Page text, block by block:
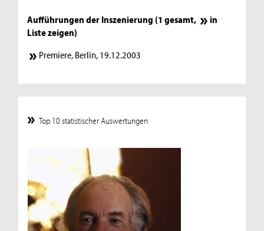
Aufführungen der Inszenierung (1 gesamt,
in
Liste zeigen)
Premiere, Berlin, 19.12.2003
Top 10 statistischer Auswertungen